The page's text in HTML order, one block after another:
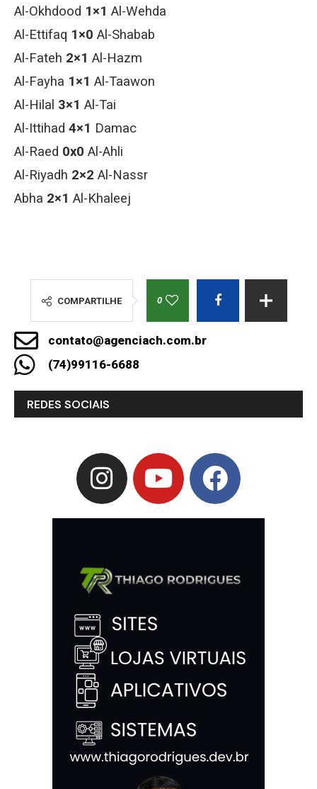
Al-Okhdood 1×1 Al-Wehda
Al-Ettifaq 1×0 Al-Shabab
Al-Fateh 2×1 Al-Hazm
Al-Fayha 1×1 Al-Taawon
Al-Hilal 3×1 Al-Tai
Al-Ittihad 4×1 Damac
Al-Raed 0x0 Al-Ahli
Al-Riyadh 2×2 Al-Nassr
Abha 2×1 Al-Khaleej
COMPARTILHE 0
contato@agenciach.com.br
(74)99116-6688
REDES SOCIAIS